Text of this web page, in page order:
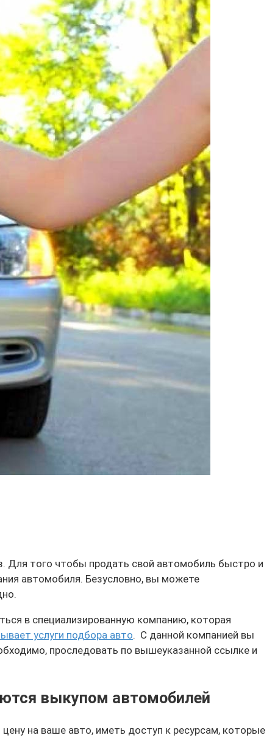
Для того чтобы продать свой автомобиль быстро и
автомобиля. Безусловно, вы можете
в специализированную компанию, которая
услуги подбора авто. С данной компанией вы
проследовать по вышеуказанной ссылке и
выкупом автомобилей
на ваше авто, иметь доступ к ресурсам, которые